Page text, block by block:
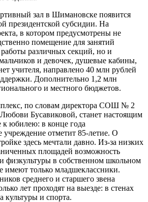
зал в Шимановске появится
президентской субсидии. На
в котором предусмотрены не
помещение для занятий
различных секций, но и
и девочек, душевые кабины,
учителя, направлено 40 млн рублей
Дополнительно 1,2 млн
и местного бюджетов.
по словам директора СОШ № 2
Бусавиковой, станет настоящим
к юбилею: в конце года
учреждение отметит 85-летие. О
здесь мечтали давно. Из-за низких
площадей возможность
физкультуры в собственном школьном
имеют только младшеклассники.
среднего и старшего звена
лет проходят на выезде: в стенах
культуры и спорта.